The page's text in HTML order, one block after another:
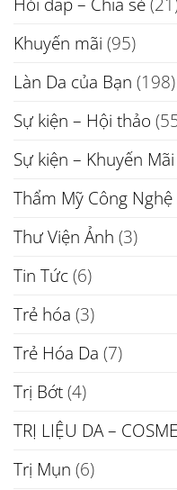
Khuyến mãi (95)
Làn Da của Bạn (198)
Sự kiện – Hội thảo
Sự kiện – Khuyến Mãi
Thẩm Mỹ Công
Thư Viện Ảnh (3)
Tin Tức(6)
Trẻ hóa (3)
Trẻ Hóa Da (7)
Trị Bớt(4)
TRỊ LIỆU DA –
Trị Mụn (6)